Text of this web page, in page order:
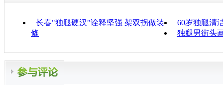
长春"独腿硬汉"诠释坚强 架双拐做装
修
60岁独腿清
独腿男街头